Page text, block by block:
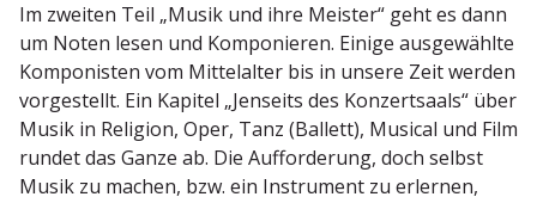
Im zweiten Teil „Musik und ihre Meister“ geht es dann
um Noten lesen und Kompo­nieren. Einige ausge­wählte
Kompo­nisten vom Mittel­alter bis in unsere Zeit werden
vorge­stellt. Ein Kapitel „Jenseits des Konzert­saals“ über
Musik in Religion, Oper, Tanz (Ballett), Musical und Film
rundet das Ganze ab. Die Auffor­derung, doch selbst
Musik zu machen, bzw. ein Instrument zu erlernen,